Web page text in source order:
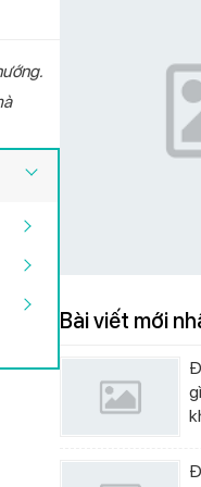
838
550
Bài viết mới